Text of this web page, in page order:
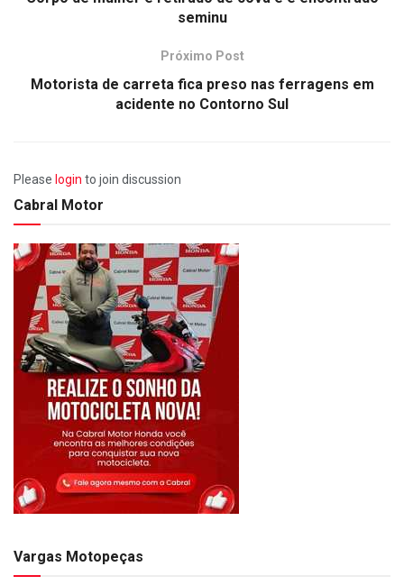
seminu
Próximo Post
Motorista de carreta fica preso nas ferragens em
acidente no Contorno Sul
Please login to join discussion
Cabral Motor
Vargas Motopeças